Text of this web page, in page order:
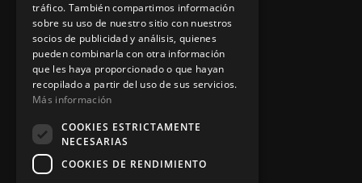
Información legal
Política de privacidad
Aviso legal
tráfico. También compartimos información
sobre su uso de nuestro sitio con nuestros
socios de publicidad y análisis, quienes
pueden combinarla con otra información
que les haya proporcionado o que hayan
recopilado a partir del uso de sus servicios.
Más información
COOKIES ESTRICTAMENTE
NECESARIAS
COOKIES DE RENDIMIENTO